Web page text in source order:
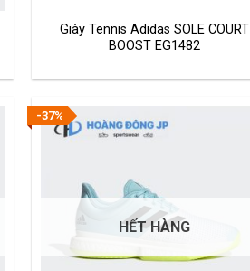
Giày Tennis Adidas SOLE COURT
BOOST EG1482
-37%
HẾT HÀNG